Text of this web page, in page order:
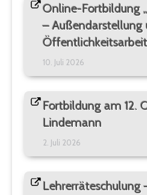
Online-Fortbildung
– Außendarstellung
10. Juli 2026
Fortbildung am 12.
Lindemann
2. Juli 2026
Lehrerräteschulung